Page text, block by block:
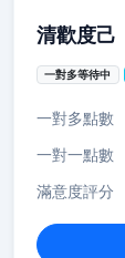
清歡度己
一對多等待中
一對多點數
一對一點數
滿意度評分